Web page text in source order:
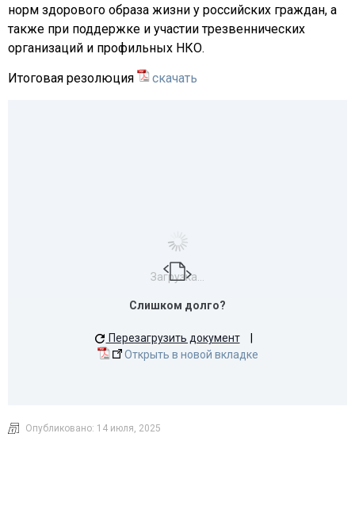
норм здорового образа жизни у российских граждан, а
также при поддержке и участии трезвеннических
организаций и профильных НКО.
Итоговая резолюция скачать
Загрузка...
Слишком долго?
Перезагрузить документ
Открыть в новой вкладке
Опубликовано: 14 июля, 2025